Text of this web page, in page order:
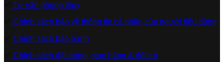
Tư vấn phong thủy
Chính sách bảo vệ thông tin cá nhân của người tiêu dùng
Chính sách bảo hành
Chính sách đặt hàng, giao hàng & đổi trả